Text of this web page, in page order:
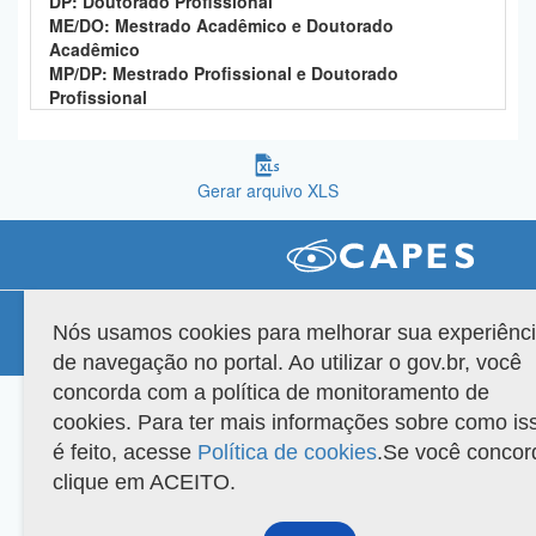
PlanaltoME/DO: Mestrado Acadêmico e Doutorado
Acadêmico
MP/DP: Mestrado Profissional e Doutorado
Profissional
Gerar arquivo XLS
Versão do sistema: 3.88.9 Copyright 2022 Capes. Todos os direitos reservados.
Nós usamos cookies para melhorar sua
de navegação no portal. Ao utilizar o gov.br, você
concorda com a política de monitoramento de
cookies. Para ter mais informações sobre como
é feito, acesse Política de cookies.Se você
clique em ACEITO.